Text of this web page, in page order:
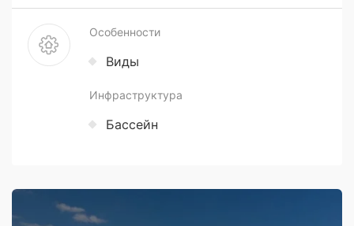
Особенности
Виды
Инфраструктура
Бассейн